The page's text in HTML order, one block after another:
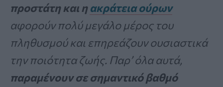
προστάτη και ηακράτεια ούρων
αφορούν πολύ μεγάλο μέρος του
πληθυσμού και επηρεάζουν ουσιαστικά
την ποιότητα ζωής. Παρ’ όλα αυτά,
παραμένουν σε σημαντικό βαθμό